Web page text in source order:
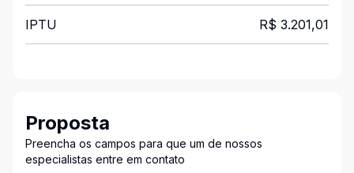
IPTU R$ 3.201,01
Proposta
Preencha os campos para que um de nossos
especialistas entre em contato